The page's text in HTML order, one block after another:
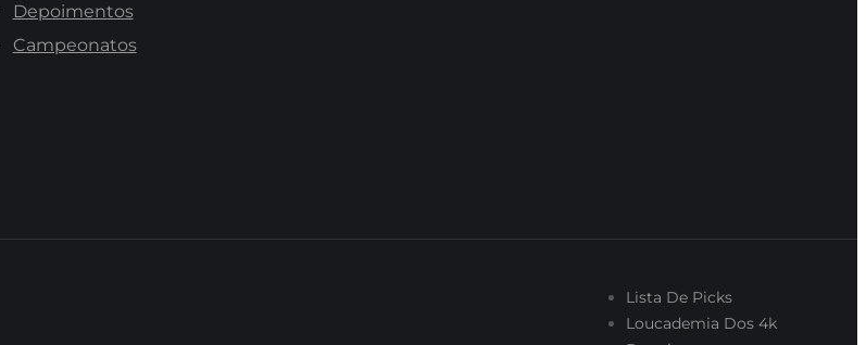
Depoimentos
Campeonatos
Lista De Picks
Loucademia Dos 4k